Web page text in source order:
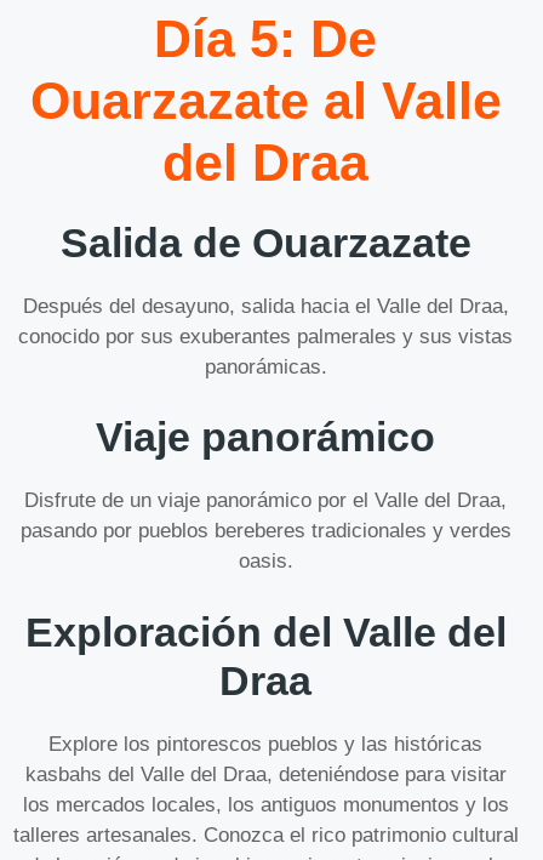
Día 5: De
Ouarzazate al Valle
del Draa
Salida de Ouarzazate
Después del desayuno, salida hacia el Valle del Draa,
conocido por sus exuberantes palmerales y sus vistas
panorámicas.
Viaje panorámico
Disfrute de un viaje panorámico por el Valle del Draa,
pasando por pueblos bereberes tradicionales y verdes
oasis.
Exploración del Valle del
Draa
Explore los pintorescos pueblos y las históricas
kasbahs del Valle del Draa, deteniéndose para visitar
los mercados locales, los antiguos monumentos y los
talleres artesanales. Conozca el rico patrimonio cultural